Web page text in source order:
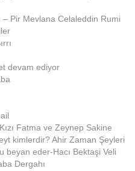
– Pir Mevlana Celaleddin Rumi
devam ediyor
Fatma ve Zeynep Sakine
kimlerdir? Ahir Zaman Şeyleri
beyan eder-Hacı Bektaşi Veli
Dergahı